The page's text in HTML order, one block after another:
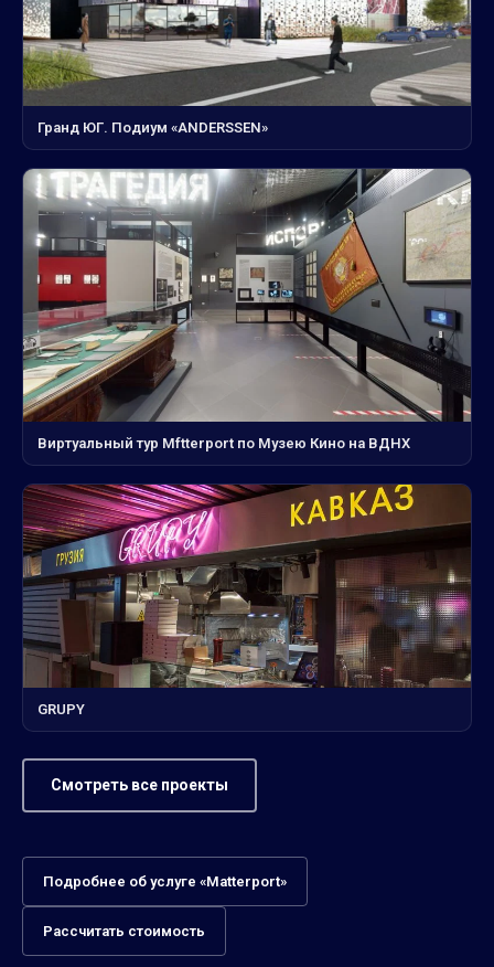
Гранд ЮГ. Подиум «ANDERSSEN»
Виртуальный тур Mftterport по Музею Кино на ВДНХ
GRUPY
Смотреть все проекты
Подробнее об услуге «Matterport»
Рассчитать стоимость